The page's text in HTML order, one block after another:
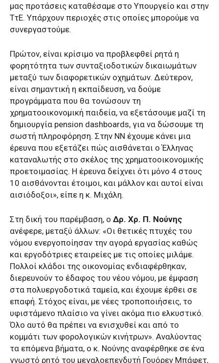
μας προτάσεις καταθέσαμε στο Υπουργείο και στην
ΤτΕ. Υπάρχουν περιοχές στις οποίες μπορούμε να
συνεργαστούμε.
Πρώτον, είναι κρίσιμο να προβλεφθεί ρητά η
φορητότητα των συνταξιοδοτικών δικαιωμάτων
μεταξύ των διαφορετικών οχημάτων. Δεύτερον,
είναι σημαντική η εκπαίδευση, να δούμε
προγράμματα που θα τονώσουν τη
χρηματοοικονομική παιδεία, να εξετάσουμε μαζί τη
δημιουργία pension dashboards, για να δώσουμε τη
σωστή πληροφόρηση. Στην ΝΝ έχουμε κάνει μια
έρευνα που εξετάζει πώς αισθάνεται ο Έλληνας
καταναλωτής στο σκέλος της χρηματοοικονομικής
προετοιμασίας. Η έρευνα δείχνει ότι μόνο 4 στους
10 αισθάνονται έτοιμοι, και μάλλον και αυτοί είναι
αισιόδοξοι», είπε η κ. Μιχάλη.
Στη δική του παρέμβαση, ο Δρ. Xρ. Π. Νούνης
ανέφερε, μεταξύ άλλων: «Οι θετικές πτυχές του
νόμου ενεργοποίησαν την αγορά εργασίας καθώς
και εργοδότριες εταιρείες με τις οποίες μιλάμε.
Πολλοί κλάδοι της οικονομίας ενδιαφέρθηκαν,
διερευνούν το έδαφος του νέου νόμου, με έμφαση
στα πολυεργοδοτικά ταμεία, και έχουμε έρθει σε
επαφή. Στόχος είναι, με νέες τροποποιήσεις, το
υφιστάμενο πλαίσιο να γίνει ακόμα πιο ελκυστικό.
Όλο αυτό θα πρέπει να ενισχυθεί και από το
κομμάτι των φορολογικών κινήτρων». Αναλύοντας
τα επόμενα βήματα, ο κ. Νούνης αναφέρθηκε σε ένα
γνωστό ρητό του μεγαλοεπενδυτή Γουόρεν Μπάφετ,